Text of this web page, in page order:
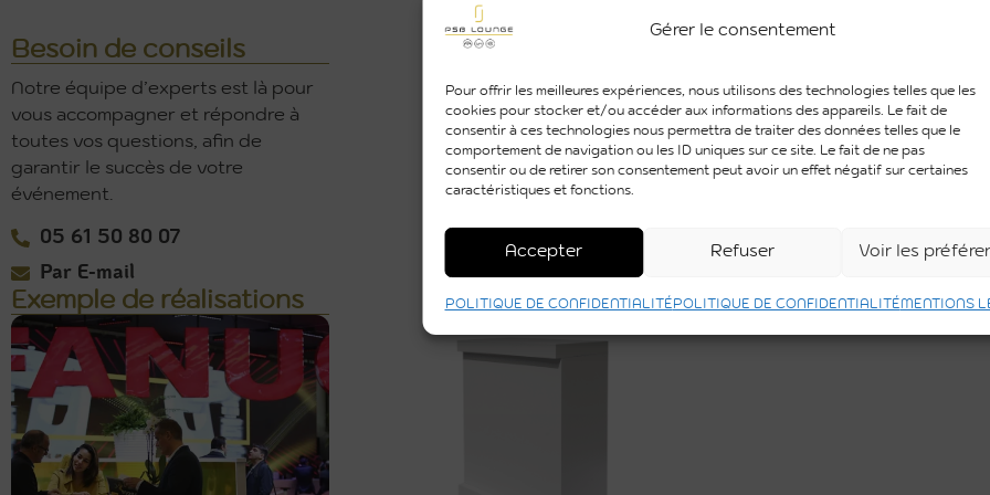
Gérer le consentement
Pour offrir les meilleures expériences, nous utilisons des technologies telles que les
cookies pour stocker et/ou accéder aux informations des appareils. Le fait de
consentir à ces technologies nous permettra de traiter des données telles que le
comportement de navigation ou les ID uniques sur ce site. Le fait de ne pas
consentir ou de retirer son consentement peut avoir un effet négatif sur certaines
caractéristiques et fonctions.
Accepter Refuser Voir les
POLITIQUE DE CONFIDENTIALITÉPOLITIQUE DE CONFIDENTIALITÉMENTIONS
Besoin de conseils
Notre équipe d’experts est là pour
vous accompagner et répondre à
toutes vos questions, afin de
garantir le succès de votre
événement.
05 61 50 80 07
Par E-mail
Exemple de réalisations
DESK D’ACCUEIL
RONDO
DESK D’ACCUEIL